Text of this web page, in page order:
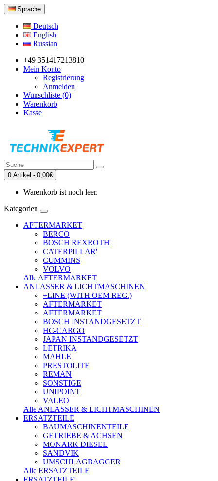
Sprache
Deutsch
English
Russian
+49 351417213810
Mein Konto
Registrierung
Anmelden
Wunschliste (0)
Warenkorb
Kasse
0 Artikel - 0,00€
Warenkorb ist noch leer.
Kategorien
AFTERMARKET
BERCO
BOSCH REXROTH'
CATERPILLAR'
CUMMINS
VOLVO
Alle AFTERMARKET
ANLASSER & LICHTMASCHINEN
+LINE (WITH OEM REG.)
AFTERMARKET
AFTERMARKET
BOSCH INSTANDGESETZT
HC-CARGO
JAPAN INSTANDGESETZT
LETRIKA
MAHLE
PRESTOLITE
REMAN
SONSTIGE
UNIPOINT
VALEO
Alle ANLASSER & LICHTMASCHINEN
ERSATZTEILE
BAUMASCHINENTEILE
GETRIEBE & ACHSEN
MONARK DIESEL
SANDVIK
UMSCHLAGBAGGER
Alle ERSATZTEILE
ERSATZTEILE'